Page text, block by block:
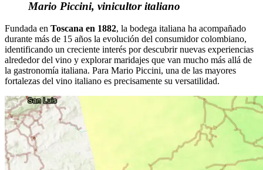
Mario Piccini, vinicultor italiano
Fundada en Toscana en 1882, la bodega italiana ha acompañado
durante más de 15 años la evolución del consumidor colombiano,
identificando un creciente interés por descubrir nuevas experiencias
alrededor del vino y explorar maridajes que van mucho más allá de
la gastronomía italiana. Para Mario Piccini, una de las mayores
fortalezas del vino italiano es precisamente su versatilidad.